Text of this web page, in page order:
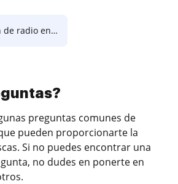
en DOTX
preguntas comunes de
pueden proporcionarte la
Si no puedes encontrar una
no dudes en ponerte en